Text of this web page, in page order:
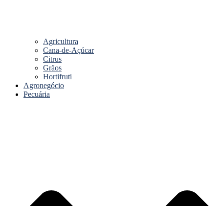
Agricultura
Cana-de-Açúcar
Citrus
Grãos
Hortifruti
Agronegócio
Pecuária